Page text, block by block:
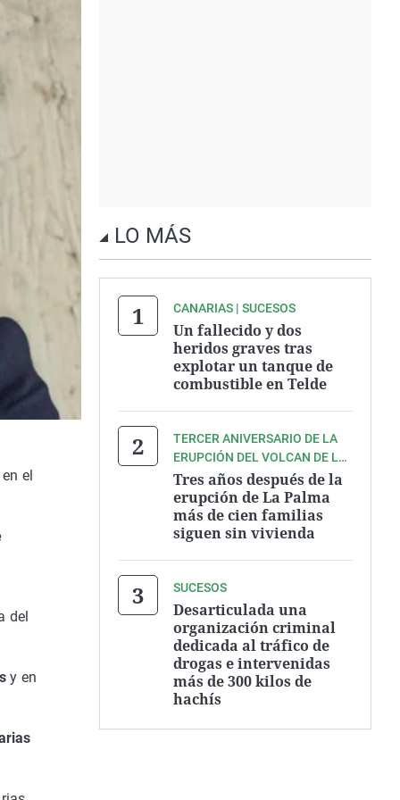
el
del
y en
LO MÁS
CANARIAS | SUCESOS
Un fallecido y dos
heridos graves tras
explotar un tanque de
combustible en Telde
TERCER ANIVERSARIO DE LA
ERUPCIÓN DEL VOLCAN DE LA
PALMA
Tres años después de la
erupción de La Palma
más de cien familias
siguen sin vivienda
SUCESOS
Desarticulada una
organización criminal
dedicada al tráfico de
drogas e intervenidas
más de 300 kilos de
hachís